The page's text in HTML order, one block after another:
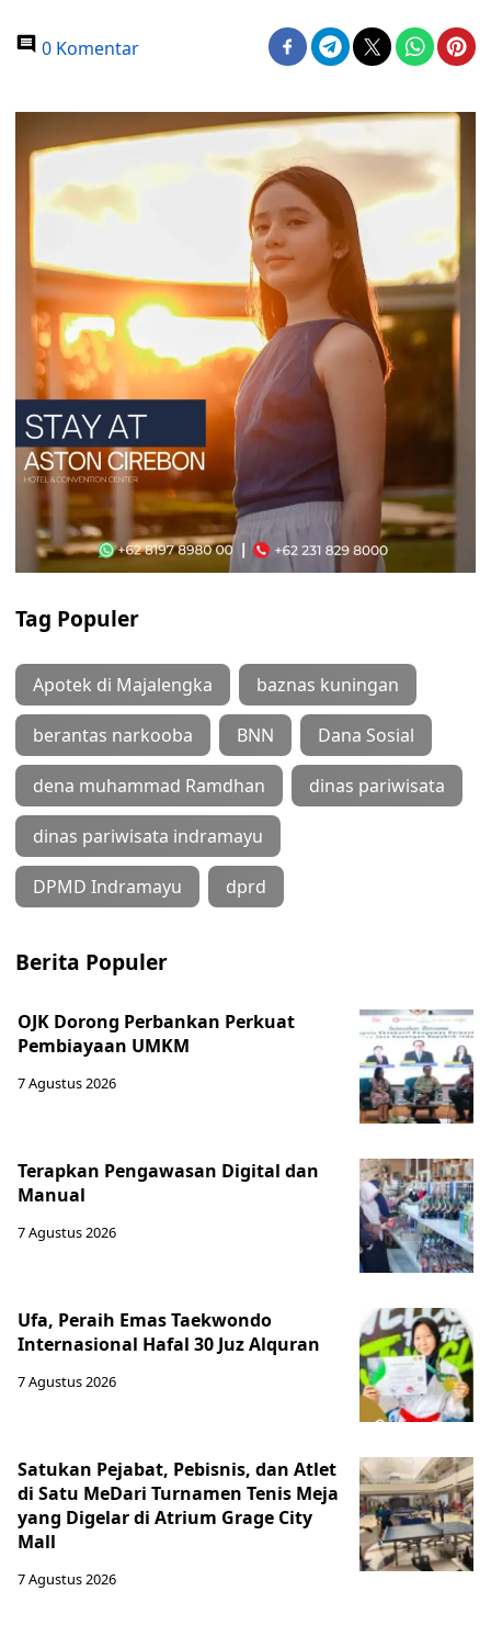
0 Komentar
Tag Populer
Apotek di Majalengka baznas kuningan
berantas narkooba BNN Dana Sosial
dena muhammad Ramdhan dinas pariwisata
dinas pariwisata indramayu
DPMD Indramayu dprd
Berita Populer
OJK Dorong Perbankan Perkuat
Pembiayaan UMKM
7 Agustus 2026
Terapkan Pengawasan Digital dan
Manual
7 Agustus 2026
Ufa, Peraih Emas Taekwondo
Internasional Hafal 30 Juz Alquran
7 Agustus 2026
Satukan Pejabat, Pebisnis, dan Atlet
di Satu MeDari Turnamen Tenis Meja
yang Digelar di Atrium Grage City
Mall
7 Agustus 2026